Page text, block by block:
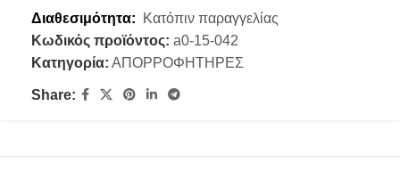
Διαθεσιμότητα:
Κατόπιν παραγγελίας
Κωδικός προϊόντος: a0-15-042
Κατηγορία: ΑΠΟΡΡΟΦΗΤΗΡΕΣ
Share: